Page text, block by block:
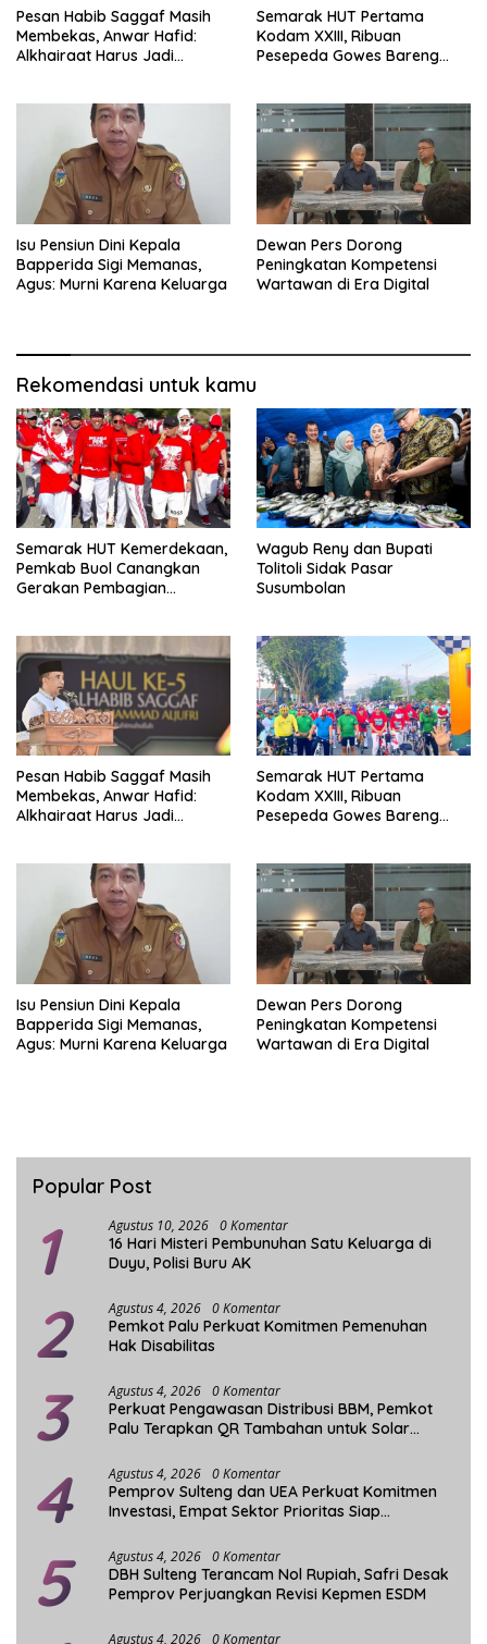
Pesan Habib Saggaf Masih
Membekas, Anwar Hafid:
Alkhairaat Harus Jadi
Semarak HUT Pertama
Kodam XXIII, Ribuan
Pesepeda Gowes Bareng
Isu Pensiun Dini Kepala
Bapperida Sigi Memanas,
Agus: Murni Karena Keluarga
Dewan Pers Dorong
Peningkatan Kompetensi
Wartawan di Era Digital
Rekomendasi untuk kamu
Semarak HUT Kemerdekaan,
Pemkab Buol Canangkan
Gerakan Pembagian
Wagub Reny dan Bupati
Tolitoli Sidak Pasar
Susumbolan
Pesan Habib Saggaf Masih
Membekas, Anwar Hafid:
Alkhairaat Harus Jadi
Semarak HUT Pertama
Kodam XXIII, Ribuan
Pesepeda Gowes Bareng
Isu Pensiun Dini Kepala
Bapperida Sigi Memanas,
Agus: Murni Karena Keluarga
Dewan Pers Dorong
Peningkatan Kompetensi
Wartawan di Era Digital
Popular Post
1 Agustus 10, 2026 0 Komentar
16 Hari Misteri Pembunuhan Satu Keluarga di
Duyu, Polisi Buru AK
2 Agustus 4, 2026 0 Komentar
Pemkot Palu Perkuat Komitmen Pemenuhan
Hak Disabilitas
3 Agustus 4, 2026 0 Komentar
Perkuat Pengawasan Distribusi BBM, Pemkot
Palu Terapkan QR Tambahan untuk Solar
4 Agustus 4, 2026 0 Komentar
Pemprov Sulteng dan UEA Perkuat Komitmen
Investasi, Empat Sektor Prioritas Siap
5 Agustus 4, 2026 0 Komentar
DBH Sulteng Terancam Nol Rupiah, Safri Desak
Pemprov Perjuangkan Revisi Kepmen ESDM
Agustus 4, 2026 0 Komentar